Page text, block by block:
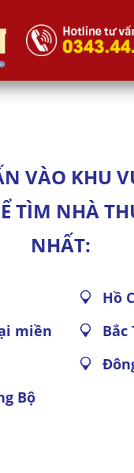
VÀO KHU
TÌM NHÀ
NHẤT:
Hồ
miền
Bắc
Bộ